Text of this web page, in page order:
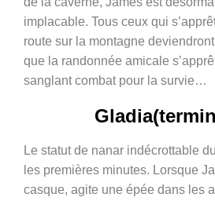
implacable. Tous ceux qui
route sur la montagne
que la randonnée amicale
sanglant combat pour la survie…
Le statut de nanar indécrottable
les premières minutes. Lorsque
casque, agite une épée dans les